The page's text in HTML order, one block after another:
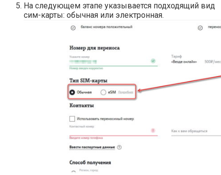
На следующем этапе указывается подходящий вид
сим-карты: обычная или электронная.